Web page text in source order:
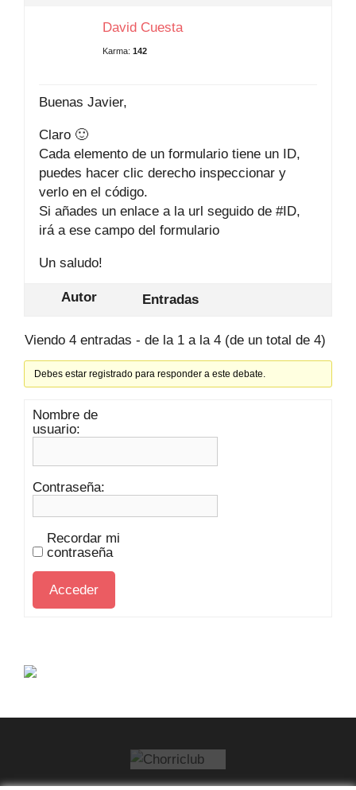
David Cuesta
Karma: 142
Buenas Javier,
Claro 🙂
Cada elemento de un formulario tiene un ID,
puedes hacer clic derecho inspeccionar y
verlo en el código.
Si añades un enlace a la url seguido de #ID,
irá a ese campo del formulario
Un saludo!
Autor Entradas
Viendo 4 entradas - de la 1 a la 4 (de un total de 4)
Debes estar registrado para responder a este debate.
Nombre de
usuario:
Contraseña:
Recordar mi
contraseña
Acceder